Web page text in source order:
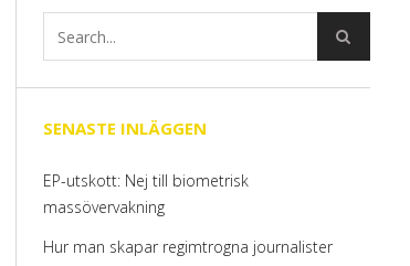
SENASTE INLÄGGEN
EP-utskott: Nej till biometrisk
massövervakning
Hur man skapar regimtrogna journalister